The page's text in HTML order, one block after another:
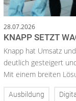
28.07.2026
KNAPP SETZT
Knapp hat Umsatz
deutlich gesteigert
Mit einem breiten
Ausbildung